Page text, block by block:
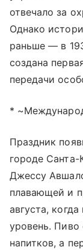
отвечало за
Однако
раньше — в
создана
передачи
*
Праздник
городе Санта-
Джессу
плавающей и
августа,
уровень. Пиво
напитков, а